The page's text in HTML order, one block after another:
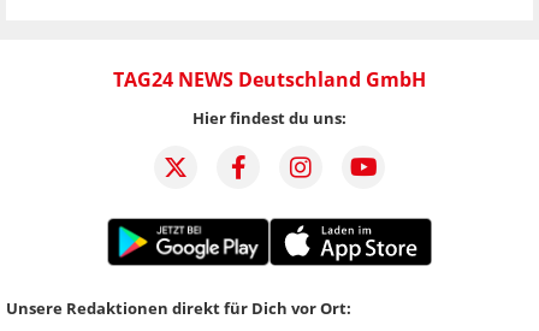
TAG24 NEWS Deutschland GmbH
Hier findest du uns:
Unsere Redaktionen direkt für Dich vor Ort: